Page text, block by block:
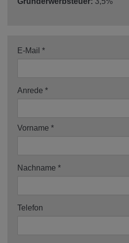
E-Mail
Anrede
Vorname
Nachname
Telefon